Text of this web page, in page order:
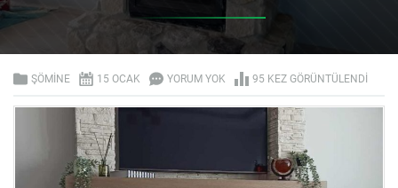
ŞÖMINE 15 OCAK YORUM YOK 95 KEZ GÖRÜNTÜLENDI